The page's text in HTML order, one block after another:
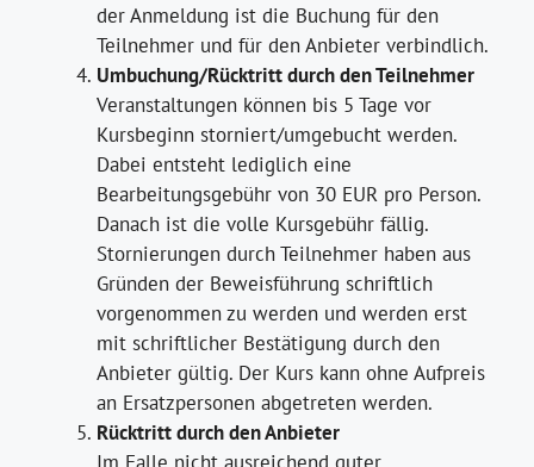
der Anmeldung ist die Buchung für den
Teilnehmer und für den Anbieter verbindlich.
Umbuchung/Rücktritt durch den Teilnehmer
Veranstaltungen können bis 5 Tage vor
Kursbeginn storniert/umgebucht werden.
Dabei entsteht lediglich eine
Bearbeitungsgebühr von 30 EUR pro Person.
Danach ist die volle Kursgebühr fällig.
Stornierungen durch Teilnehmer haben aus
Gründen der Beweisführung schriftlich
vorgenommen zu werden und werden erst
mit schriftlicher Bestätigung durch den
Anbieter gültig. Der Kurs kann ohne Aufpreis
an Ersatzpersonen abgetreten werden.
Rücktritt durch den Anbieter
Im Falle nicht ausreichend guter